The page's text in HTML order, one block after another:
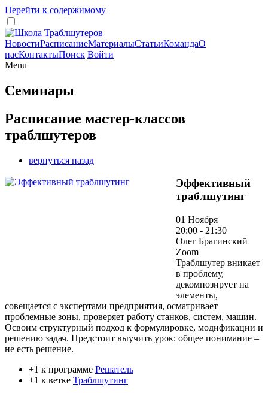
Перейти к содержимому
НовостиРасписаниеМатериалыСтатьиКомандаО
насКонтактыПоиск Войти
Menu
Семинары
Расписание мастер-классов
траблшутеров
вернуться назад
Эффективный
траблшутинг
01 Ноября
20:00 - 21:30
Олег Брагинский
Zoom
Траблшутер вникает
в проблему,
декомпозирует на
элементы,
совещается с экспертами предприятия, осматривает
проблемные зоны, проверяет работу станков, систем, машин.
Освоим структурный подход к формулировке, модификации и
решению задач. Предстоит выучить урок: общее понимание –
не есть решение.
+1 к программе Решатель
+1 к ветке Траблшутинг